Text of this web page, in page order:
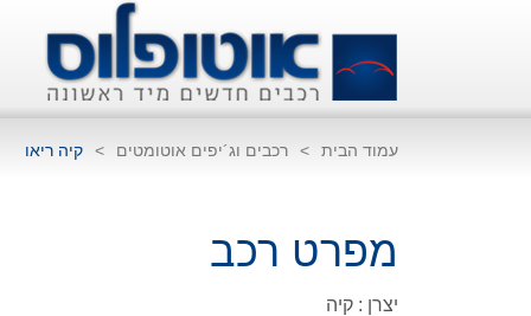
עמוד הבית > רכבים וג´יפים אוטומטים > קיה ריאו
מפרט רכב
יצרן : קיה